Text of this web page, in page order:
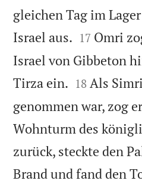
gleichen Tag im
Israel aus. 

17 Omri
Israel von Gibbeton
Tirza ein. 

18 Als
genommen war, zog
Wohnturm des
zurück, steckte den
Brand und fand den